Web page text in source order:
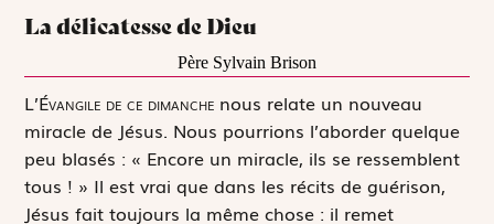
La délicatesse de Dieu
Père Sylvain Brison
L’Évangile de ce dimanche nous relate un nouveau
miracle de Jésus. Nous pourrions l’aborder quelque
peu blasés : « Encore un miracle, ils se ressemblent
tous ! » Il est vrai que dans les récits de guérison,
Jésus fait toujours la même chose : il remet